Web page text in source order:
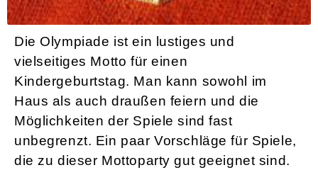
Die Olympiade ist ein lustiges und
vielseitiges Motto für einen
Kindergeburtstag. Man kann sowohl im
Haus als auch draußen feiern und die
Möglichkeiten der Spiele sind fast
unbegrenzt. Ein paar Vorschläge für Spiele,
die zu dieser Mottoparty gut geeignet sind.